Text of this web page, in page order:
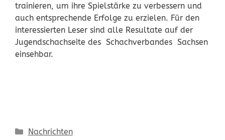
trainieren, um ihre Spielstärke zu verbessern und
auch entsprechende Erfolge zu erzielen. Für den
interessierten Leser sind alle Resultate auf der
Jugendschachseite des Schachverbandes Sachsen
einsehbar.
Kategorien
Nachrichten